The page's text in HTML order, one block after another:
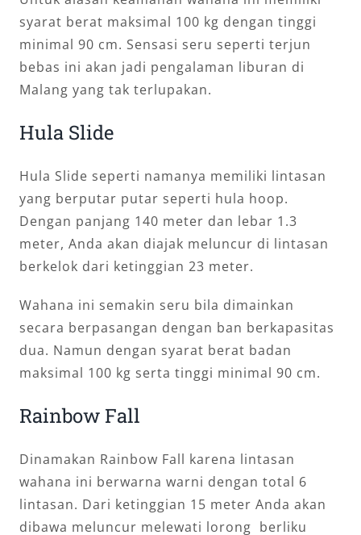
syarat berat maksimal 100 kg dengan tinggi
minimal 90 cm. Sensasi seru seperti terjun
bebas ini akan jadi pengalaman liburan di
Malang yang tak terlupakan.
Hula Slide
Hula Slide seperti namanya memiliki lintasan
yang berputar putar seperti hula hoop.
Dengan panjang 140 meter dan lebar 1.3
meter, Anda akan diajak meluncur di lintasan
berkelok dari ketinggian 23 meter.
Wahana ini semakin seru bila dimainkan
secara berpasangan dengan ban berkapasitas
dua. Namun dengan syarat berat badan
maksimal 100 kg serta tinggi minimal 90 cm.
Rainbow Fall
Dinamakan Rainbow Fall karena lintasan
wahana ini berwarna warni dengan total 6
lintasan. Dari ketinggian 15 meter Anda akan
dibawa meluncur melewati lorong berliku